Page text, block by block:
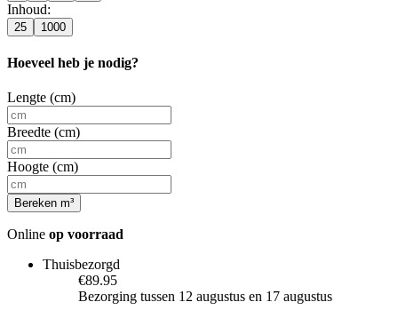
Inhoud:
25 1000
Hoeveel heb je nodig?
Lengte (cm)
Breedte (cm)
Hoogte (cm)
Bereken m³
Online op voorraad
Thuisbezorgd
€89.95
Bezorging tussen 12 augustus en 17 augustus